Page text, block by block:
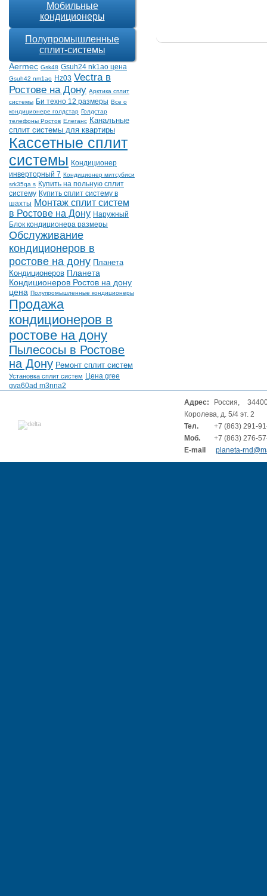
Мобильные
кондиционеры
Полупромышленные
сплит-системы
Aermec Gsk48 Gsuh24 nk1ao цена
Gsuh42 nm1ao Hz03 Vectra в
Ростове на Дону Арктика сплит
системы Би техно 12 размеры Все о
кондиционере голдстар Голдстар
телефоны Ростов Елеганс Канальные
сплит системы для квартиры
Кассетные сплит
системы Кондиционер
инверторный 7 Кондиционер митсубиси
srk35qa s Купить на польную сплит
систему Купить сплит систему в
шахты Монтаж сплит систем
в Ростове на Дону Наружный
Блок кондиционера размеры
Обслуживание
кондиционеров в
ростове на дону Планета
Кондиционеров Планета
Кондиционеров Ростов на дону
цена Полупромышленные кондиционеры
Продажа
кондиционеров в
ростове на дону
Пылесосы в Ростове
на Дону Ремонт сплит систем
Установка сплит систем Цена gree
gva60ad m3nna2
Адрес:
Россия,
Королева, д. 5/4 эт. 2
Тел.
+7 (863) 291-
Моб.
+7 (863) 276-
E-mail
planeta-